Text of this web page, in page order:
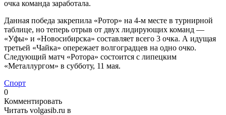
очка команда заработала.
Данная победа закрепила «Ротор» на 4-м месте в турнирной
таблице, но теперь отрыв от двух лидирующих команд —
«Уфы» и «Новосибирска» составляет всего 3 очка. А идущая
третьей «Чайка» опережает волгоградцев на одно очко.
Следующий матч «Ротора» состоится с липецким
«Металлургом» в субботу, 11 мая.
Спорт
0
Комментировать
Читать volgasib.ru в